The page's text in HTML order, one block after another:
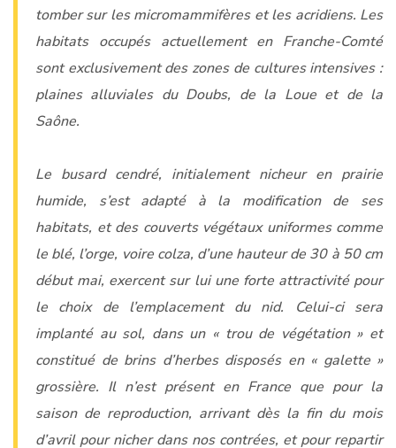
tomber sur les micromammifères et les acridiens. Les
habitats occupés actuellement en Franche-Comté
sont exclusivement des zones de cultures intensives :
plaines alluviales du Doubs, de la Loue et de la
Saône.
Le busard cendré, initialement nicheur en prairie
humide, s’est adapté à la modification de ses
habitats, et des couverts végétaux uniformes comme
le blé, l’orge, voire colza, d’une hauteur de 30 à 50 cm
début mai, exercent sur lui une forte attractivité pour
le choix de l’emplacement du nid. Celui-ci sera
implanté au sol, dans un « trou de végétation » et
constitué de brins d’herbes disposés en « galette »
grossière. Il n’est présent en France que pour la
saison de reproduction, arrivant dès la fin du mois
d’avril pour nicher dans nos contrées, et pour repartir